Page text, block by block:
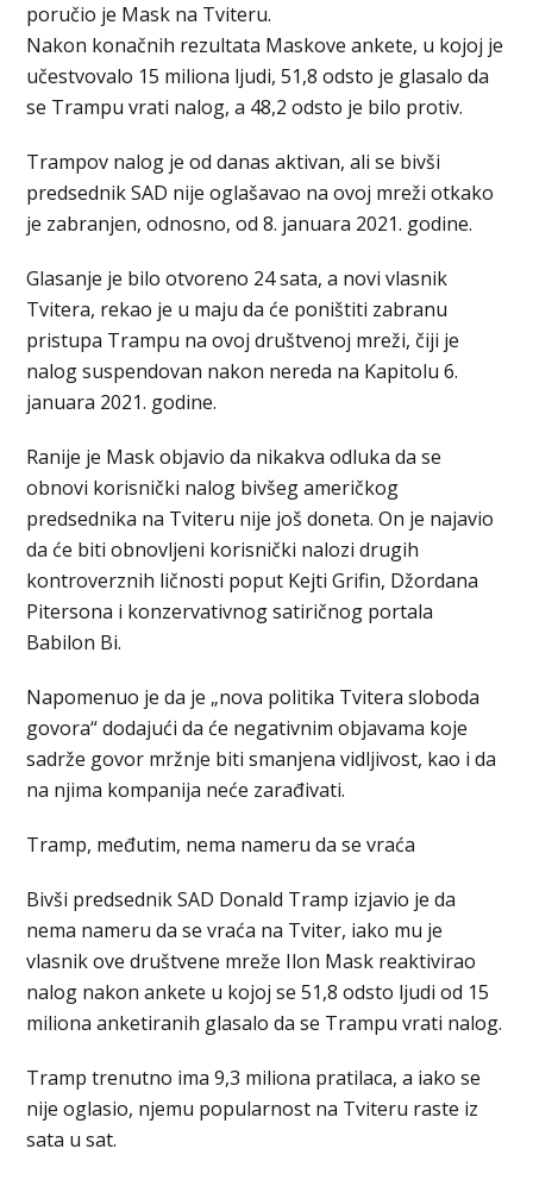
poručio je Mask na Tviteru.
Nakon konačnih rezultata Maskove ankete, u kojoj je
učestvovalo 15 miliona ljudi, 51,8 odsto je glasalo da
se Trampu vrati nalog, a 48,2 odsto je bilo protiv.
Trampov nalog je od danas aktivan, ali se bivši
predsednik SAD nije oglašavao na ovoj mreži otkako
je zabranjen, odnosno, od 8. januara 2021. godine.
Glasanje je bilo otvoreno 24 sata, a novi vlasnik
Tvitera, rekao je u maju da će poništiti zabranu
pristupa Trampu na ovoj društvenoj mreži, čiji je
nalog suspendovan nakon nereda na Kapitolu 6.
januara 2021. godine.
Ranije je Mask objavio da nikakva odluka da se
obnovi korisnički nalog bivšeg američkog
predsednika na Tviteru nije još doneta. On je najavio
da će biti obnovljeni korisnički nalozi drugih
kontroverznih ličnosti poput Kejti Grifin, Džordana
Pitersona i konzervativnog satiričnog portala
Babilon Bi.
Napomenuo je da je „nova politika Tvitera sloboda
govora“ dodajući da će negativnim objavama koje
sadrže govor mržnje biti smanjena vidljivost, kao i da
na njima kompanija neće zarađivati.
Tramp, međutim, nema nameru da se vraća
Bivši predsednik SAD Donald Tramp izjavio je da
nema nameru da se vraća na Tviter, iako mu je
vlasnik ove društvene mreže Ilon Mask reaktivirao
nalog nakon ankete u kojoj se 51,8 odsto ljudi od 15
miliona anketiranih glasalo da se Trampu vrati nalog.
Tramp trenutno ima 9,3 miliona pratilaca, a iako se
nije oglasio, njemu popularnost na Tviteru raste iz
sata u sat.